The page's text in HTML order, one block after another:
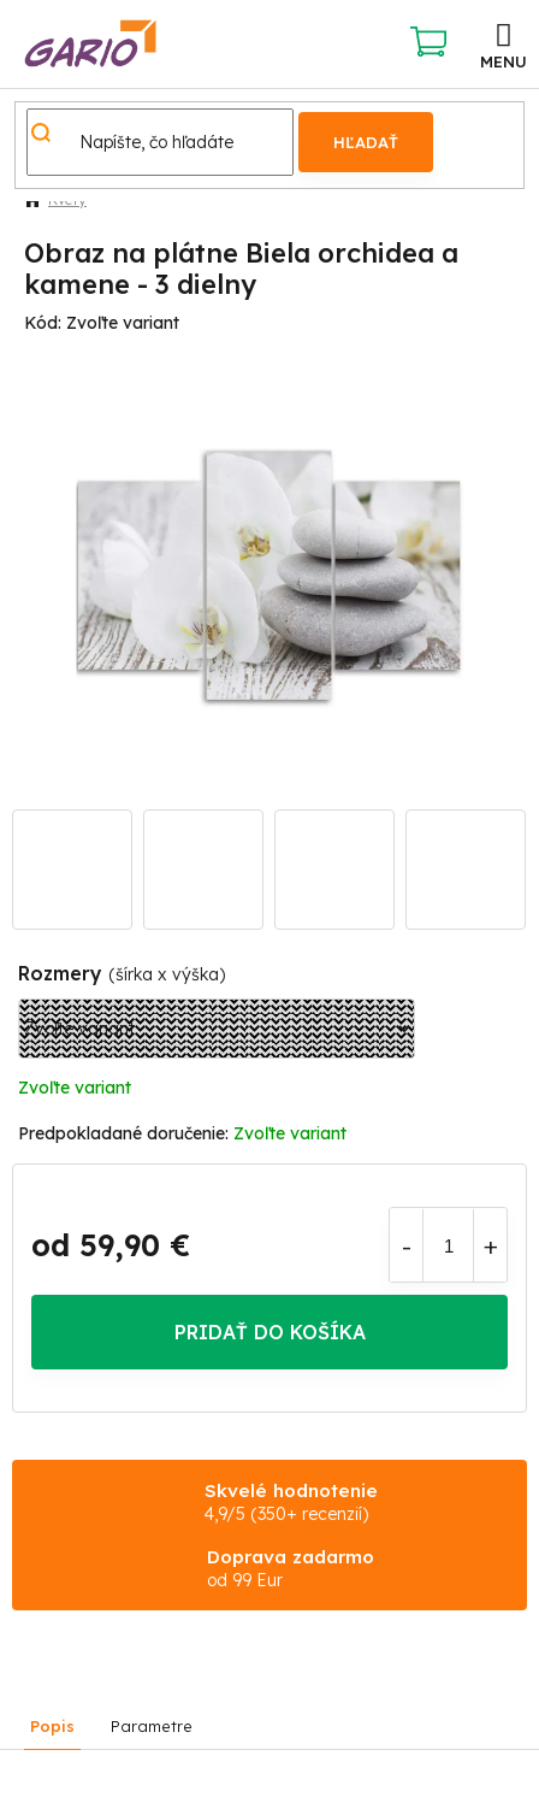
obsah
HĽADAŤ
NÁKUPNÝ
KOŠÍK
Kvety
Obraz na plátne Biela orchidea a
kamene - 3 dielny
Kód: Zvoľte variant
Rozmery (šírka x výška)
Zvoľte variant
Zvoľte variant
od 59,90 €
Jednotková
cena:
PRIDAŤ DO KOŠÍKA
Skvelé hodnotenie
4,9/5 (350+ recenzií)
Doprava zadarmo
od 99 Eur
Popis Parametre